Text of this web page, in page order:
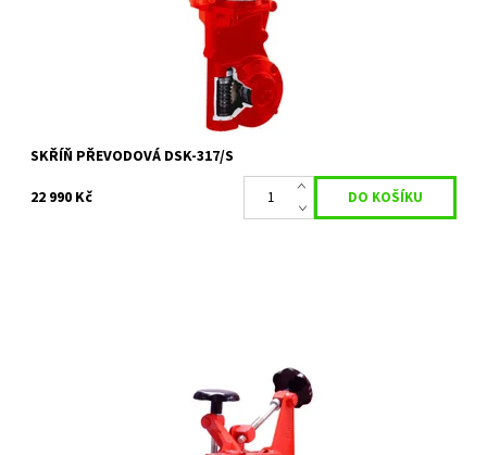
SKŘÍŇ PŘEVODOVÁ DSK-317/S
22 990 Kč